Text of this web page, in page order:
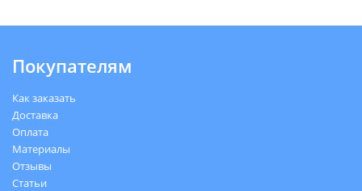
Покупателям
Как заказать
Доставка
Оплата
Материалы
Отзывы
Статьи